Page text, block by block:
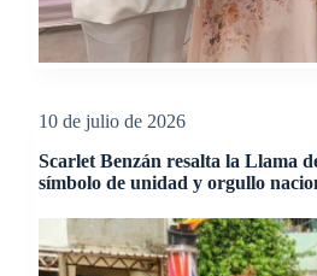
10 de julio de 2026
Scarlet Benzán resalta la Llama
símbolo de unidad y orgullo